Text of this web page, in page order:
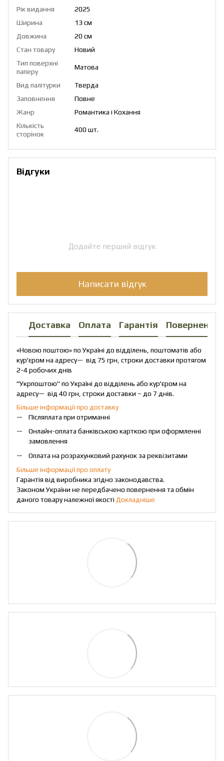
Рік видання
2025
Ширина
13 см
Довжина
20 см
Стан товару
Новий
Тип поверхні
паперу
Матова
Вид палітурки
Тверда
Заповнення
Повне
Жанр
Романтика і Кохання
Кількість
сторінок
400 шт.
Відгуки
Додайте перший відгук
Написати відгук
Доставка Оплата Гарантія Повернення
«Новою поштою» по Україні до відділень, поштоматів або
кур'єром на адресу— від 75 грн, строки доставки протягом
2-4 робочих днів
"Укрпоштою" по Україні до відділень або кур'єром на
адресу— від 40 грн, строки доставки – до 7 днів.
Більше інформації про доставку
Післяплата при отриманні
Онлайн-оплата банківською карткою при оформленні
замовлення
Оплата на розрахунковий рахунок за реквізитами
Більше інформації про оплату
Гарантія від виробника згідно законодавства.
Законом України не передбачено повернення та обмін
даного товару належної якості Докладніше